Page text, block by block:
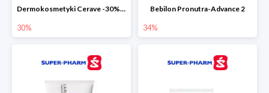
Dermokosmetyki Cerave -30% cała seria
30%
Bebilon Pronutra-Advance 2
34%